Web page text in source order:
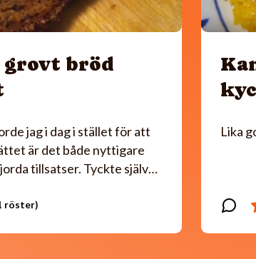
bröd
jag i dag i stället för att
är det både nyttigare
tillsatser. Tyckte själv…
Lika